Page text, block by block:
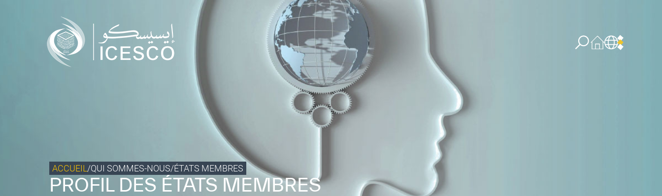
Ce que nous faisons
Notre impact
Données et perspectives
S’engager
ACCUEIL /QUI SOMMES-NOUS/ÉTATS MEMBRES
PROFIL DES ÉTATS MEMBRES